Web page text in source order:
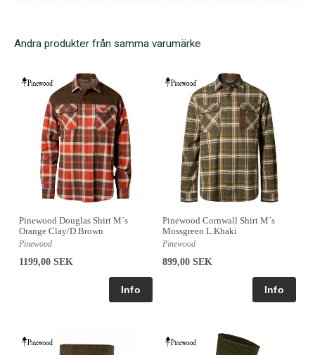
Andra produkter från samma varumärke
Pinewood Douglas Shirt M´s
Orange Clay/D.Brown
Pinewood
1199,00 SEK
Pinewood Cornwall Shirt M´s
Mossgreen L.Khaki
Pinewood
899,00 SEK